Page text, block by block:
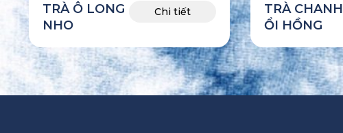
TRÀ Ô LONG
NHO
Chi tiết
TRÀ CHANH
ỔI HỒNG